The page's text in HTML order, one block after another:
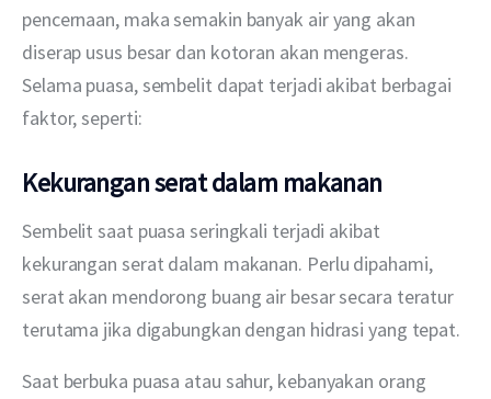
pencernaan, maka semakin banyak air yang akan
diserap usus besar dan kotoran akan mengeras.
Selama puasa, sembelit dapat terjadi akibat berbagai
faktor, seperti:
Kekurangan serat dalam makanan
Sembelit saat puasa seringkali terjadi akibat
kekurangan serat dalam makanan. Perlu dipahami,
serat akan mendorong buang air besar secara teratur
terutama jika digabungkan dengan hidrasi yang tepat.
Saat berbuka puasa atau sahur, kebanyakan orang